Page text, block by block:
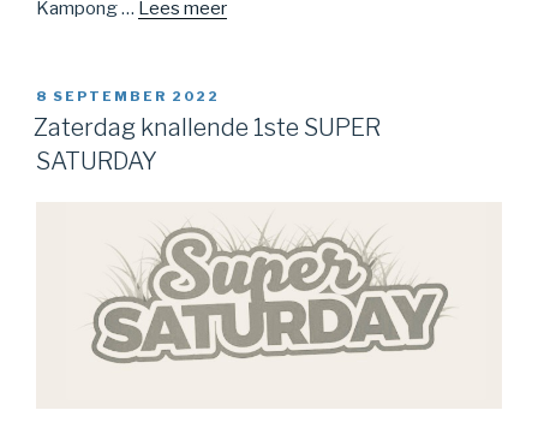
Kampong … Lees meer
8 SEPTEMBER 2022
Zaterdag knallende 1ste SUPER
SATURDAY